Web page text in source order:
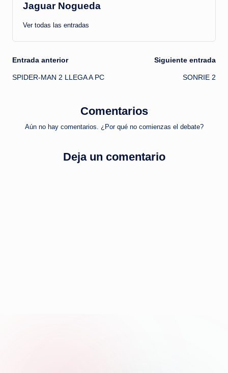
Jaguar Nogueda
Ver todas las entradas
Navegación
de
Entrada anterior
SPIDER-MAN 2 LLEGA A PC
Siguiente entrada
SONRIE 2
Comentarios
Aún no hay comentarios. ¿Por qué no comienzas el debate?
Deja un comentario